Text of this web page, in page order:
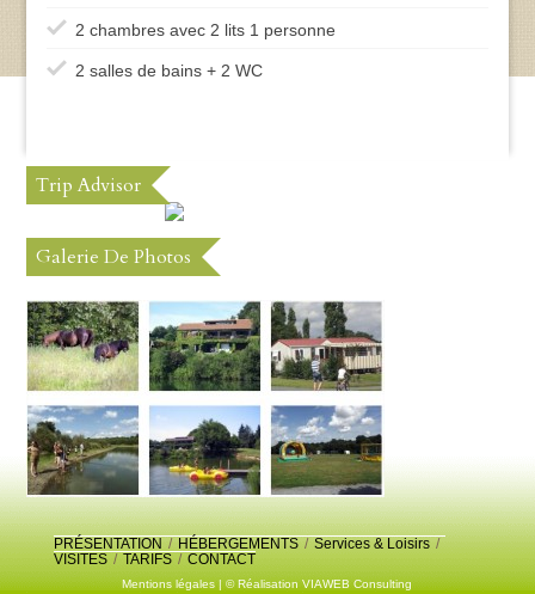
2 chambres avec 2 lits 1 personne
2 salles de bains + 2 WC
Trip Advisor
Galerie De Photos
PRÉSENTATION / HÉBERGEMENTS / Services & Loisirs /
VISITES / TARIFS / CONTACT
Mentions légales| © RéalisationVIAWEB Consulting